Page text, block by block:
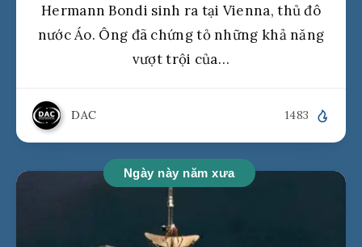
Hermann Bondi sinh ra tại Vienna, thủ đô
nước Áo. Ông đã chứng tỏ những khả năng
vượt trội của…
DAC 1483
Ngày này năm xưa